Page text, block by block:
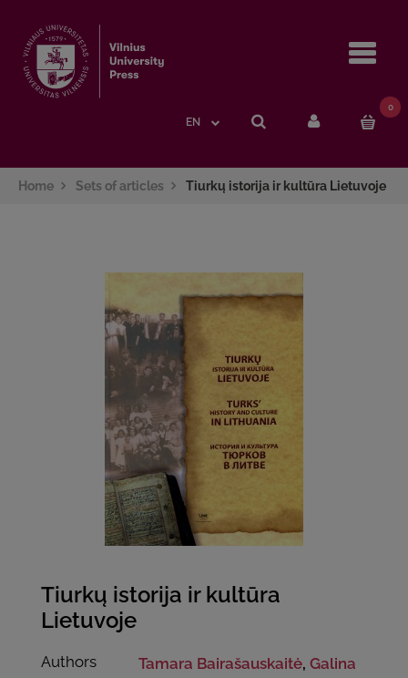
EN
0
Home Sets of articles Tiurkų istorija ir kultūra Lietuvoje
Tiurkų istorija ir kultūra
Lietuvoje
Authors Tamara Bairašauskaitė,Galina